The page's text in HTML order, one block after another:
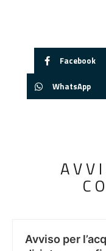
Facebook
WhatsApp
Avviso per